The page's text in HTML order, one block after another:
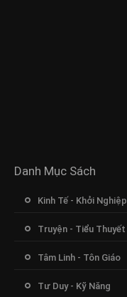
Danh Mục Sách
Kinh Tế - Khởi Nghiệp
Truyện - Tiểu Thuyết
Tâm Linh - Tôn Giáo
Tư Duy - Kỹ Năng